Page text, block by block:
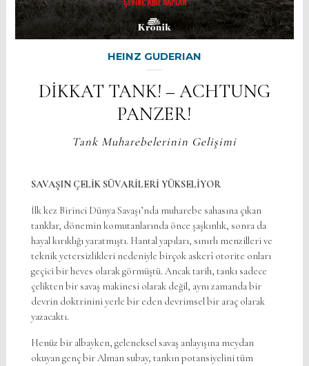
HEINZ GUDERIAN
DİKKAT TANK! – ACHTUNG
PANZER!
Tank Muharebelerinin Gelişimi
SAVAŞIN ÇELİK SÜVARİLERİ YÜKSELİYOR
İlk kez Birinci Dünya Savaşı’nda muharebe sahasına çıkan
tanklar, dönemin komutanlarında önce şaşkınlık, sonra da
hayal kırıklığı yaratmıştı. Hantal yapıları, sınırlı menzilleri ve
teknik yetersizlikleri nedeniyle birçok askerî otorite onları
geçici bir heves olarak görmüştü. Ancak tarih, tankı sadece
çelikten bir savaş makinesi olarak değil, aynı zamanda bir
devrin doktrinini yerle bir eden devrimsel bir araç olarak
yazacaktı.
Henüz bir albayken, geleneksel savaş anlayışına meydan
okuyan genç bir Alman subay, tankın potansiyelini tüm